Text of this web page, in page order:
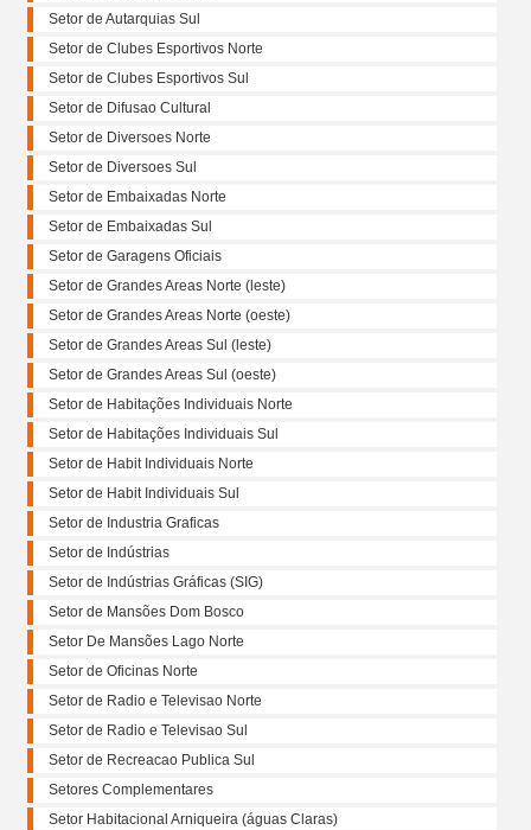
Setor de Autarquias Sul
Setor de Clubes Esportivos Norte
Setor de Clubes Esportivos Sul
Setor de Difusao Cultural
Setor de Diversoes Norte
Setor de Diversoes Sul
Setor de Embaixadas Norte
Setor de Embaixadas Sul
Setor de Garagens Oficiais
Setor de Grandes Areas Norte (leste)
Setor de Grandes Areas Norte (oeste)
Setor de Grandes Areas Sul (leste)
Setor de Grandes Areas Sul (oeste)
Setor de Habitações Individuais Norte
Setor de Habitações Individuais Sul
Setor de Habit Individuais Norte
Setor de Habit Individuais Sul
Setor de Industria Graficas
Setor de Indústrias
Setor de Indústrias Gráficas (SIG)
Setor de Mansões Dom Bosco
Setor De Mansões Lago Norte
Setor de Oficinas Norte
Setor de Radio e Televisao Norte
Setor de Radio e Televisao Sul
Setor de Recreacao Publica Sul
Setores Complementares
Setor Habitacional Arniqueira (águas Claras)